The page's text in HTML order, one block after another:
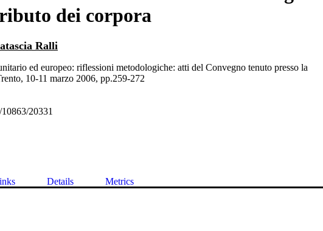
dei corpora
Ralli
ed europeo: riflessioni metodologiche: atti del Convegno tenuto presso la
10-11 marzo 2006, pp.259-272
20331
Details Metrics